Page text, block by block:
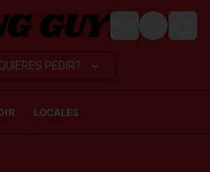
LOGIN
PEDIR?
LOCALES